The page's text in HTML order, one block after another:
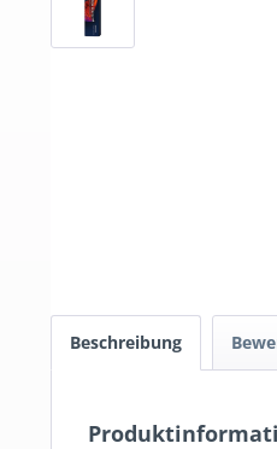
Beschreibung